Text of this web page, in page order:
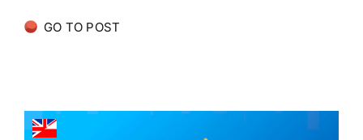
GO TO POST